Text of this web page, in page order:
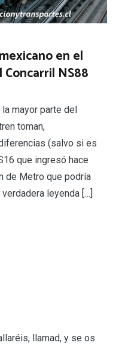
en el
NS88
mayor parte del
toman,
(salvo si es
que ingresó hace
de Metro que podría
leyenda […]
llamad, y se os